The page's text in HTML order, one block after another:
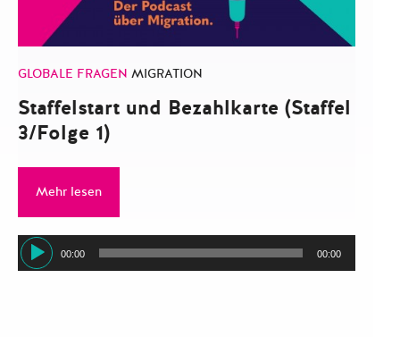
GLOBALE FRAGEN MIGRATION
Staffelstart und Bezahlkarte (Staffel
3/Folge 1)
Mehr lesen
Audio-
Player
00:00 00:00